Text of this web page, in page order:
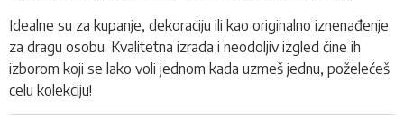
Idealne su za kupanje, dekoraciju ili kao originalno iznenađenje
za dragu osobu. Kvalitetna izrada i neodoljiv izgled čine ih
izborom koji se lako voli jednom kada uzmeš jednu, poželećeš
celu kolekciju!